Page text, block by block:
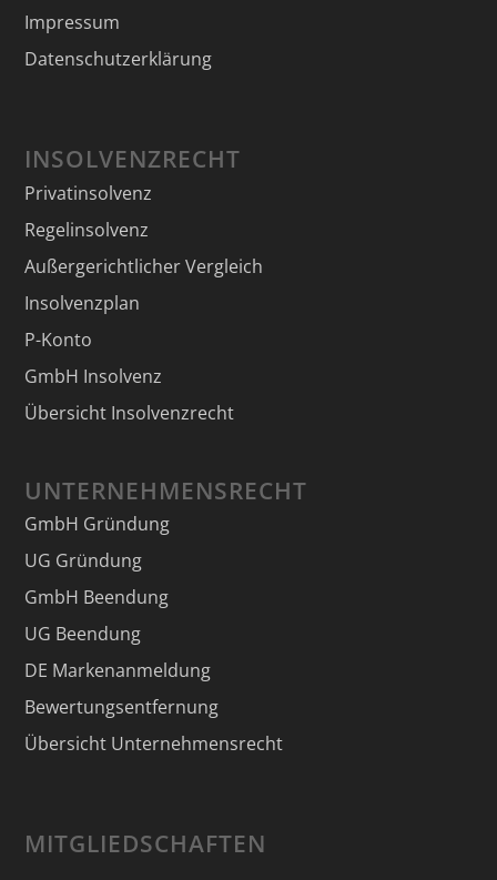
Impressum
Datenschutzerklärung
INSOLVENZRECHT
Privatinsolvenz
Regelinsolvenz
Außergerichtlicher Vergleich
Insolvenzplan
P-Konto
GmbH Insolvenz
Übersicht Insolvenzrecht
UNTERNEHMENSRECHT
GmbH Gründung
UG Gründung
GmbH Beendung
UG Beendung
DE Markenanmeldung
Bewertungsentfernung
Übersicht Unternehmensrecht
MITGLIEDSCHAFTEN